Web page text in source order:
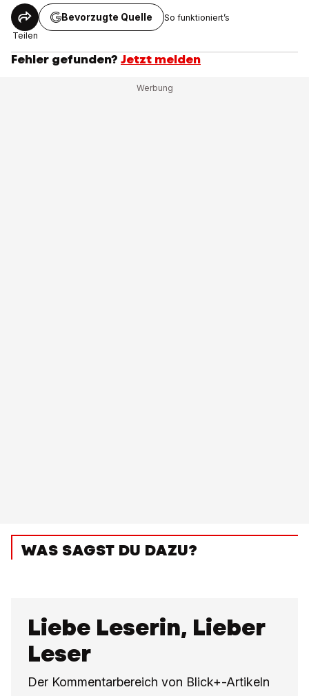
Teilen
Bevorzugte Quelle So funktioniert’s
Fehler gefunden? Jetzt melden
WAS SAGST DU DAZU?
Liebe Leserin, Lieber
Leser
Der Kommentarbereich von Blick+-Artikeln